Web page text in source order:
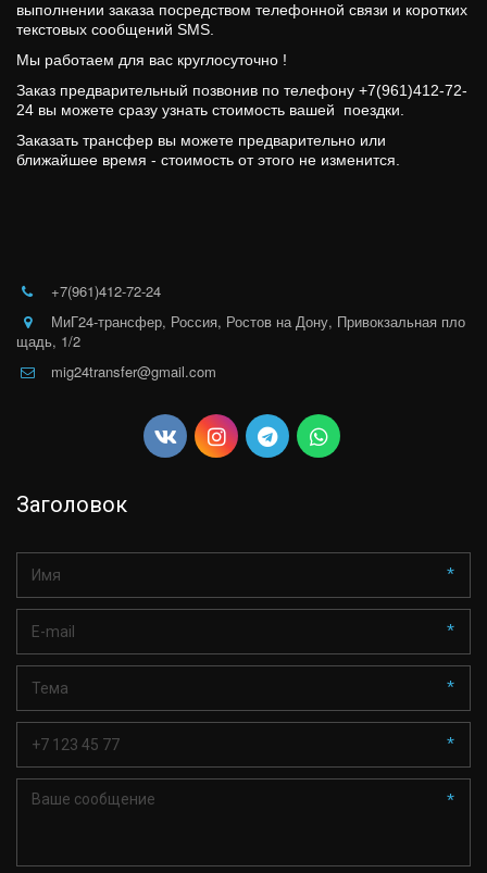
выполнении заказа посредством телефонной связи и коротких
текстовых сообщений SMS.
Мы работаем для вас круглосуточно !
Заказ предварительный позвонив по телефону +7(961)412-72-
24 вы можете сразу узнать стоимость вашей  поездки.
Заказать трансфер вы можете предварительно или
ближайшее время - стоимость от этого не изменится.
+7(961)412-72-24
МиГ24-трансфер, Россия, Ростов на Дону, Привокзальная пло
щадь, 1/2
mig24transfer@gmail.com
Заголовок
*
*
*
*
*